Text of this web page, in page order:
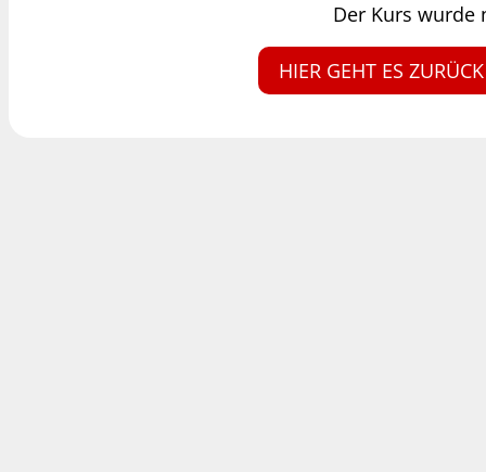
Der Kurs wurde
HIER GEHT ES